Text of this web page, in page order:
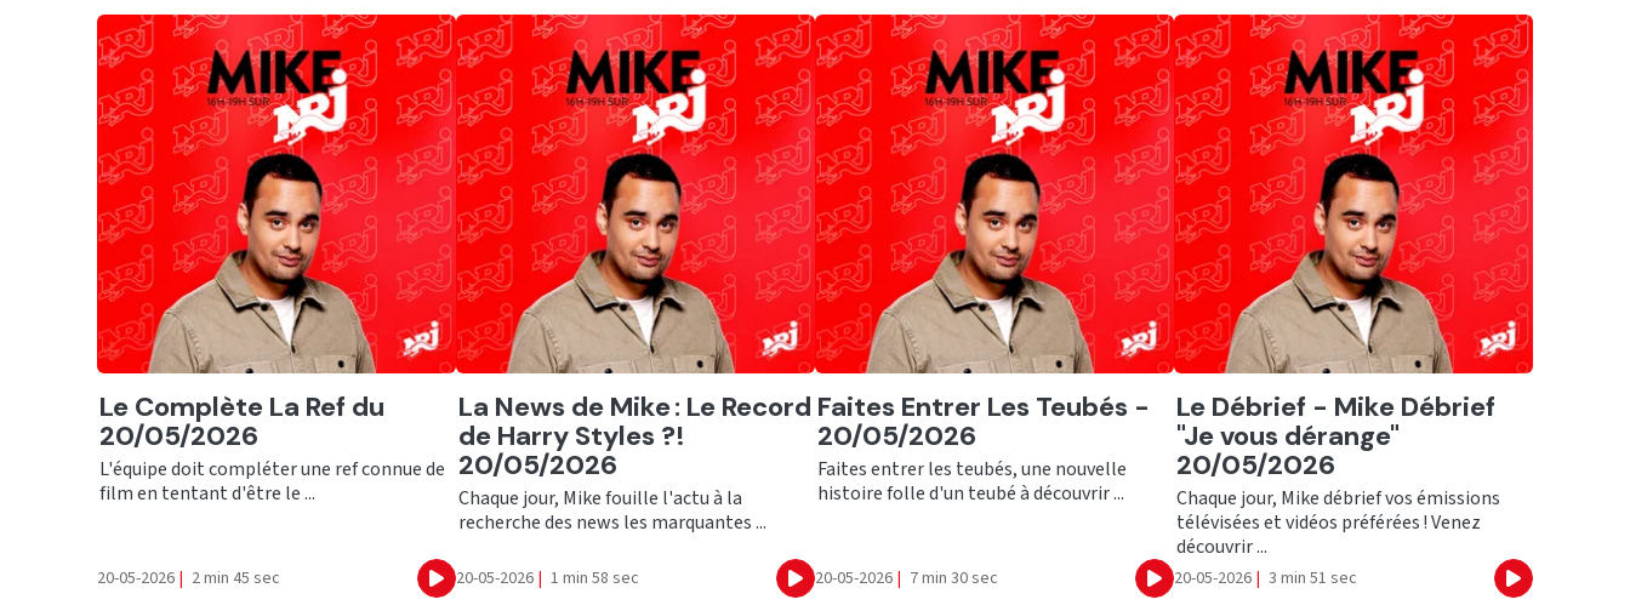
Ecouter
Le Complète La Ref du
20/05/2026
L'équipe doit compléter une ref connue de
film en tentant d'être le ...
20-05-2026 | 2 min 45 sec Ecouter
Ecouter
La News de Mike : Le Record
de Harry Styles ?!
20/05/2026
Chaque jour, Mike fouille l'actu à la
recherche des news les marquantes ...
20-05-2026 | 1 min 58 sec Ecouter
Ecouter
Faites Entrer Les Teubés -
20/05/2026
Faites entrer les teubés, une nouvelle
histoire folle d'un teubé à découvrir ...
20-05-2026 | 7 min 30 sec Ecouter
Ecouter
Le Débrief - Mike Débrief
"Je vous dérange"
20/05/2026
Chaque jour, Mike débrief vos émissions
télévisées et vidéos préférées ! Venez
découvrir ...
20-05-2026 | 3 min 51 sec Ecouter